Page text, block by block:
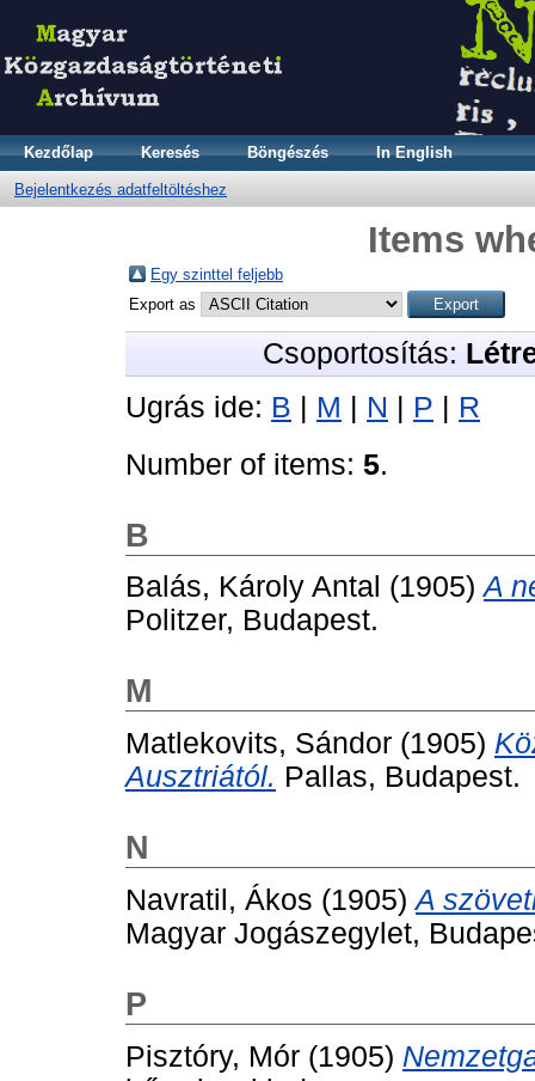
Kezdőlap Keresés Böngészés In English
Bejelentkezés adatfeltöltéshez
Items
Egy szinttel feljebb
Export as
Csoportosítás:
Ugrás ide: B | M | N | P | R
Number of items: 5.
B
Balás, Károly Antal (1905)A
Politzer, Budapest.
M
Matlekovits, Sándor (1905)
Ausztriától. Pallas, Budapest.
N
Navratil, Ákos (1905)A
Magyar Jogászegylet,
P
Pisztóry, Mór (1905)